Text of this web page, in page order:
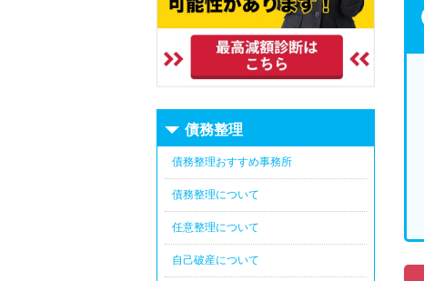
債務整理
債務整理おすすめ事務所
債務整理について
任意整理について
自己破産について